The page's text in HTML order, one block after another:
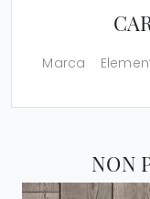
Marca
NON